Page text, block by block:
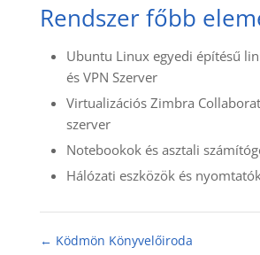
Rendszer főbb
Ubuntu Linux egyedi építésű
és VPN Szerver
Virtualizációs Zimbra
szerver
Notebookok és asztali
Hálózati eszközök és
← Ködmön Könyvelőiroda